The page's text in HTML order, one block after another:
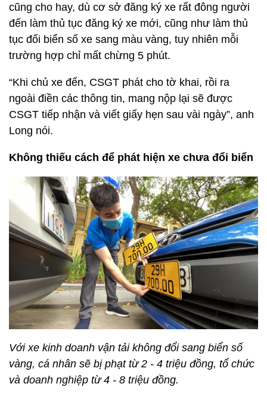
cũng cho hay, dù cơ sở đăng ký xe rất đông người
đến làm thủ tục đăng ký xe mới, cũng như làm thủ
tục đổi biển số xe sang màu vàng, tuy nhiên mỗi
trường hợp chỉ mất chừng 5 phút.
“Khi chủ xe đến, CSGT phát cho tờ khai, rồi ra
ngoài điền các thông tin, mang nộp lại sẽ được
CSGT tiếp nhận và viết giấy hẹn sau vài ngày”, anh
Long nói.
Không thiếu cách để phát hiện xe chưa đổi biển
Với xe kinh doanh vận tải không đổi sang biển số
vàng, cá nhân sẽ bị phạt từ 2 - 4 triệu đồng, tổ chức
và doanh nghiệp từ 4 - 8 triệu đồng.